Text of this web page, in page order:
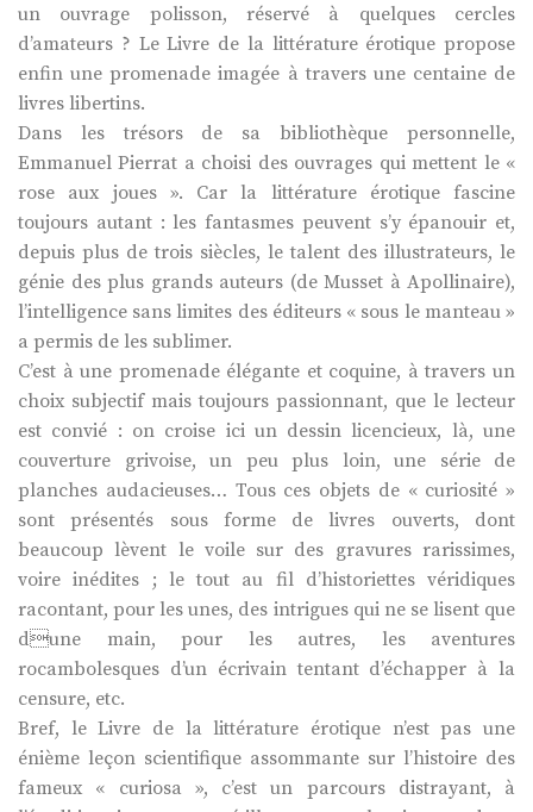
un ouvrage polisson, réservé à quelques cercles
d’amateurs ? Le Livre de la littérature érotique propose
enfin une promenade imagée à travers une centaine de
livres libertins.
Dans les trésors de sa bibliothèque personnelle,
Emmanuel Pierrat a choisi des ouvrages qui mettent le «
rose aux joues ». Car la littérature érotique fascine
toujours autant : les fantasmes peuvent s’y épanouir et,
depuis plus de trois siècles, le talent des illustrateurs, le
génie des plus grands auteurs (de Musset à Apollinaire),
l’intelligence sans limites des éditeurs « sous le manteau »
a permis de les sublimer.
C’est à une promenade élégante et coquine, à travers un
choix subjectif mais toujours passionnant, que le lecteur
est convié : on croise ici un dessin licencieux, là, une
couverture grivoise, un peu plus loin, une série de
planches audacieuses… Tous ces objets de « curiosité »
sont présentés sous forme de livres ouverts, dont
beaucoup lèvent le voile sur des gravures rarissimes,
voire inédites ; le tout au fil d’historiettes véridiques
racontant, pour les unes, des intrigues qui ne se lisent que
dune main, pour les autres, les aventures
rocambolesques d’un écrivain tentant d’échapper à la
censure, etc.
Bref, le Livre de la littérature érotique n’est pas une
énième leçon scientifique assommante sur l’histoire des
fameux « curiosa », c’est un parcours distrayant, à